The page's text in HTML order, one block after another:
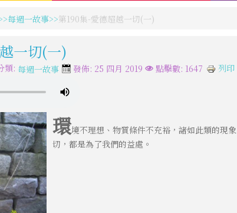
每週一故事 第190集-愛德超越一切(一)
一切(一)
類: 每週一故事 發佈: 25 四月 2019 點擊數: 1647 列印
環境不理想、物質條件不充裕，諸如此類的現
切，都是為了我們的益處。